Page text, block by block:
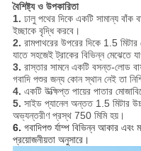
বৈশিষ্ট্য ও উপকারিতা
1. ঢালু পথের দিকে একটি সামান্য বাঁক
ইচ্ছাকে বৃদ্ধি করবে।
2. রামপাথরের উপরের দিকে 1.5
যাতে সহজেই ট্রাকের বিভিন্ন মেঝেতে
3. রাস্তার সামনে একটি বসন্ত-লোড
গবাদি পশুর জন্য কোন স্থান নেই তা
4. একটি উত্ক্ষিপ্ত পায়ের পাতার
5. সাইড প্যানেল অন্তত 1.5 মিটার
অভ্যন্তরীণ প্রস্থ 750 মিমি হয়।
6. গবাদিপশু র্যাম্প বিভিন্ন আকার এবং
প্রয়োজনীয়তা অনুসারে।